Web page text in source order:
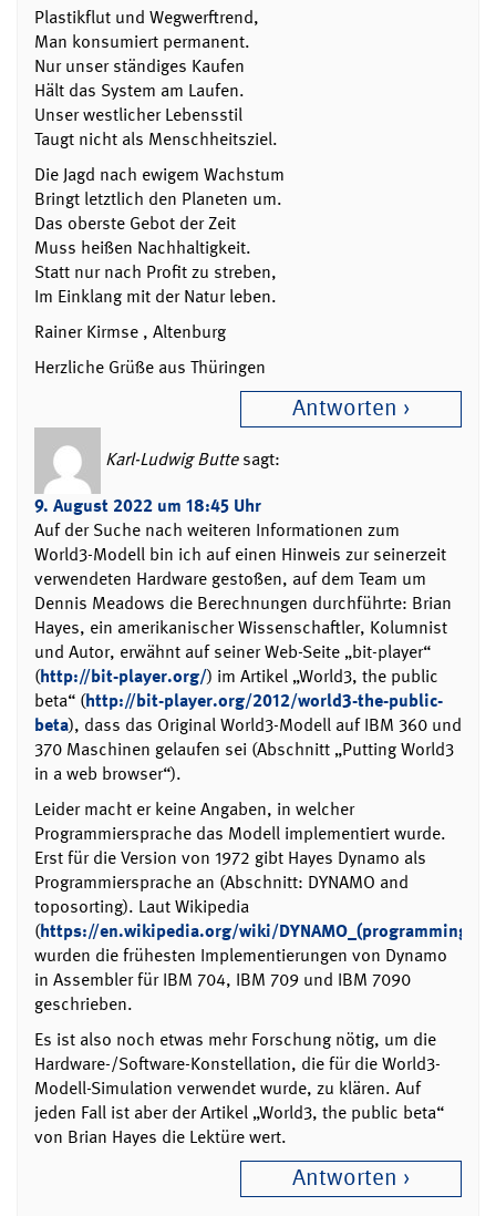
Plastikflut und Wegwerftrend,
Man konsumiert permanent.
Nur unser ständiges Kaufen
Hält das System am Laufen.
Unser westlicher Lebensstil
Taugt nicht als Menschheitsziel.
Die Jagd nach ewigem Wachstum
Bringt letztlich den Planeten um.
Das oberste Gebot der Zeit
Muss heißen Nachhaltigkeit.
Statt nur nach Profit zu streben,
Im Einklang mit der Natur leben.
Rainer Kirmse , Altenburg
Herzliche Grüße aus Thüringen
Antworten
Karl-Ludwig Butte sagt:
9. August 2022 um 18:45 Uhr
Auf der Suche nach weiteren Informationen zum
World3-Modell bin ich auf einen Hinweis zur seinerzeit
verwendeten Hardware gestoßen, auf dem Team um
Dennis Meadows die Berechnungen durchführte: Brian
Hayes, ein amerikanischer Wissenschaftler, Kolumnist
und Autor, erwähnt auf seiner Web-Seite „bit-player“
(http://bit-player.org/) im Artikel „World3, the public
beta“ (http://bit-player.org/2012/world3-the-public-
beta), dass das Original World3-Modell auf IBM 360 und
370 Maschinen gelaufen sei (Abschnitt „Putting World3
in a web browser“).
Leider macht er keine Angaben, in welcher
Programmiersprache das Modell implementiert wurde.
Erst für die Version von 1972 gibt Hayes Dynamo als
Programmiersprache an (Abschnitt: DYNAMO and
toposorting). Laut Wikipedia
(https://en.wikipedia.org/wiki/
wurden die frühesten Implementierungen von Dynamo
in Assembler für IBM 704, IBM 709 und IBM 7090
geschrieben.
Es ist also noch etwas mehr Forschung nötig, um die
Hardware-/Software-Konstellation, die für die World3-
Modell-Simulation verwendet wurde, zu klären. Auf
jeden Fall ist aber der Artikel „World3, the public beta“
von Brian Hayes die Lektüre wert.
Antworten